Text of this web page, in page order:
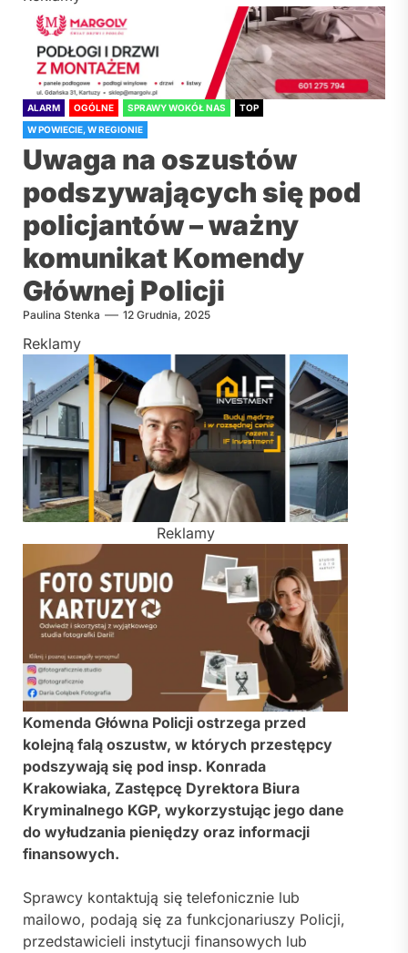
ALARM OGÓLNE SPRAWY WOKÓŁ NAS
TOP
W POWIECIE, W REGIONIE
Uwaga na oszustów
podszywających się pod
policjantów – ważny
komunikat Komendy
Głównej Policji
Paulina Stenka 12 Grudnia, 2025
Reklamy
Reklamy
Komenda Główna Policji ostrzega przed
kolejną falą oszustw, w których przestępcy
podszywają się pod insp. Konrada
Krakowiaka, Zastępcę Dyrektora Biura
Kryminalnego KGP, wykorzystując jego dane
do wyłudzania pieniędzy oraz informacji
finansowych.
Sprawcy kontaktują się telefonicznie lub
mailowo, podają się za funkcjonariuszy Policji,
przedstawicieli instytucji finansowych lub